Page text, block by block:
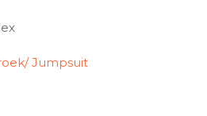
Jumpsuit